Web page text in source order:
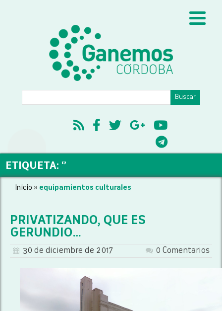
ETIQUETA: ‘’
Inicio » equipamientos culturales
PRIVATIZANDO, QUE ES
GERUNDIO…
30 de diciembre de 2017 0 Comentarios